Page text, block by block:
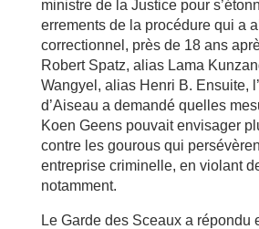
ministre de la Justice pour
errements de la procédure qui a
correctionnel, près de 18 ans
Robert Spatz, alias Lama
Wangyel, alias Henri B. Ensuite,
d’Aiseau a demandé quelles
Koen Geens pouvait envisager
contre les gourous qui
entreprise criminelle, en violant
notamment.
Le Garde des Sceaux a répondu